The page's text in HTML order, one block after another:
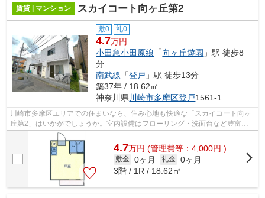
賃貸 | マンション スカイコート向ヶ丘第2
敷0 礼0
4.7万円
小田急小田原線 「向ヶ丘遊園 」駅 徒歩8
分
南武線 「登戸 」駅 徒歩13分
築37年 / 18.62㎡
神奈川県川崎市多摩区登戸1561-1
川崎市多摩区エリアでの住まいなら、住み心地も快適な「スカイコート向ヶ
丘第2」はいかがでしょうか。室内設備はフローリング・洗面台など豊富に
揃っており、過ごしやすいお部屋になっ...
4.7万円 (管理費等：4,000円 )
敷金 0ヶ月 礼金 0ヶ月
3階 / 1R / 18.62㎡